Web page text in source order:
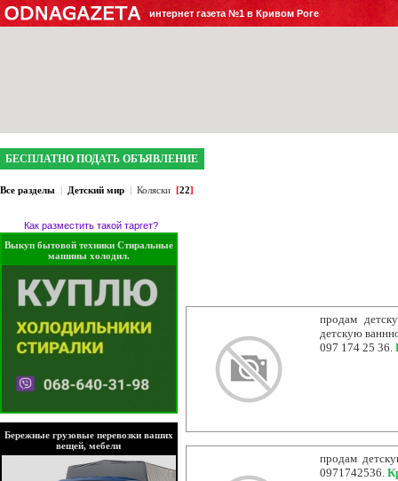
интернет газета №1 в Кривом Роге
БЕСПЛАТНО ПОДАТЬ ОБЪЯВЛЕНИЕ
Все разделы | Детский мир | Коляски [22]
Как разместить такой таргет?
Выкуп бытовой техники Стиральные
машины холодил.
Бережные грузовые перевозки ваших
вещей, мебели
продам
детскую
097 174 25 36.
продам
0971742536.